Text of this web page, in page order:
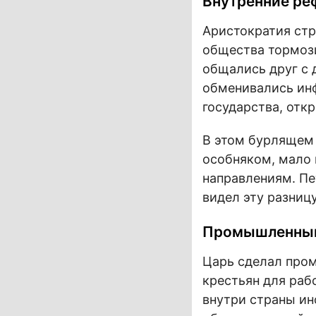
Аристократия
общества
общались друг с
обменивались
государства,
В этом бурлящем
особняком, мало
направлениям.
видел эту
Царь сделал
крестьян для
внутри страны